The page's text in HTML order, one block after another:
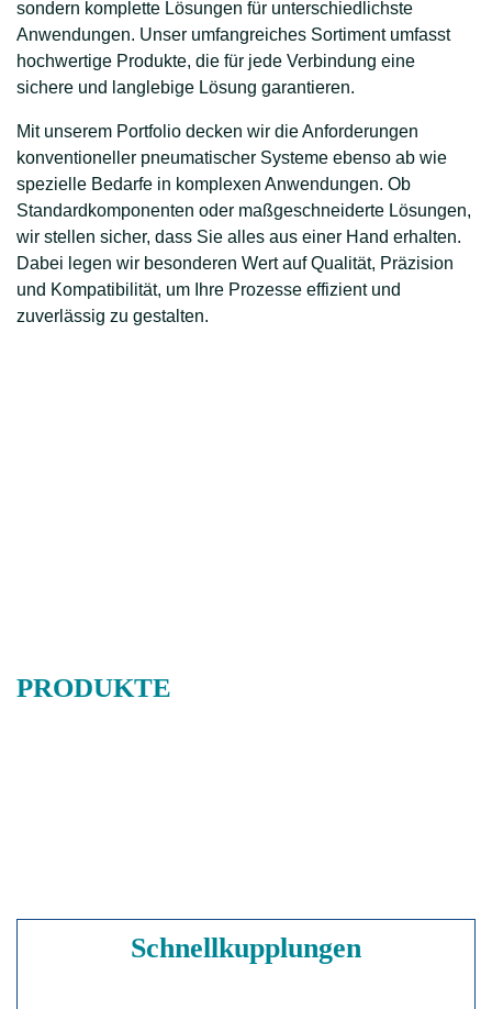
sondern komplette Lösungen für unterschiedlichste
Anwendungen. Unser umfangreiches Sortiment umfasst
hochwertige Produkte, die für jede Verbindung eine
sichere und langlebige Lösung garantieren.
Mit unserem Portfolio decken wir die Anforderungen
konventioneller pneumatischer Systeme ebenso ab wie
spezielle Bedarfe in komplexen Anwendungen. Ob
Standardkomponenten oder maßgeschneiderte Lösungen,
wir stellen sicher, dass Sie alles aus einer Hand erhalten.
Dabei legen wir besonderen Wert auf Qualität, Präzision
und Kompatibilität, um Ihre Prozesse effizient und
zuverlässig zu gestalten.
PRODUKTE
Schnellkupplungen